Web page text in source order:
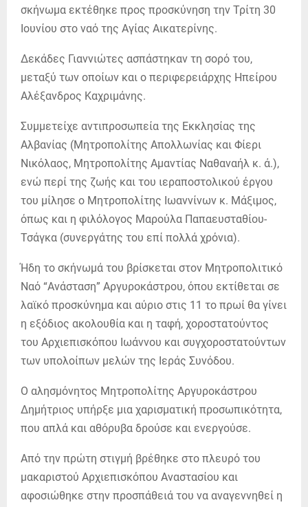
σκήνωμα εκτέθηκε προς προσκύνηση την Τρίτη 30
Ιουνίου στο ναό της Αγίας Αικατερίνης.
Δεκάδες Γιαννιώτες ασπάστηκαν τη σορό του,
μεταξύ των οποίων και ο περιφερειάρχης Ηπείρου
Αλέξανδρος Καχριμάνης.
Συμμετείχε αντιπροσωπεία της Εκκλησίας της
Αλβανίας (Μητροπολίτης Απολλωνίας και Φίερι
Νικόλαος, Μητροπολίτης Αμαντίας Ναθαναήλ κ. ά.),
ενώ περί της ζωής και του ιεραποστολικού έργου
του μίλησε ο Μητροπολίτης Ιωαννίνων κ. Μάξιμος,
όπως και η φιλόλογος Μαρούλα Παπαευσταθίου-
Τσάγκα (συνεργάτης του επί πολλά χρόνια).
Ήδη το σκήνωμά του βρίσκεται στον Μητροπολιτικό
Ναό “Ανάσταση” Αργυροκάστρου, όπου εκτίθεται σε
λαϊκό προσκύνημα και αύριο στις 11 το πρωί θα γίνει
η εξόδιος ακολουθία και η ταφή, χοροστατούντος
του Αρχιεπισκόπου Ιωάννου και συγχοροστατούντων
των υπολοίπων μελών της Ιεράς Συνόδου.
Ο αλησμόνητος Μητροπολίτης Αργυροκάστρου
Δημήτριος υπήρξε μια χαρισματική προσωπικότητα,
που απλά και αθόρυβα δρούσε και ενεργούσε.
Από την πρώτη στιγμή βρέθηκε στο πλευρό του
μακαριστού Αρχιεπισκόπου Αναστασίου και
αφοσιώθηκε στην προσπάθειά του να αναγεννηθεί η